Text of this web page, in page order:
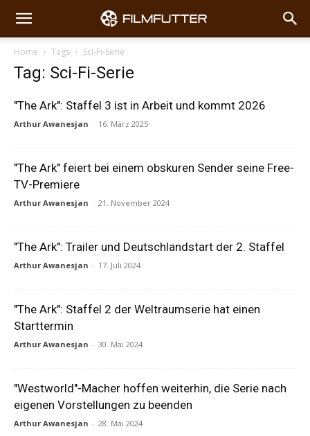
Home Tags Sci-Fi-Serie
Tag: Sci-Fi-Serie
"The Ark": Staffel 3 ist in Arbeit und kommt 2026
Arthur Awanesjan - 16. März 2025
"The Ark" feiert bei einem obskuren Sender seine Free-
TV-Premiere
Arthur Awanesjan - 21. November 2024
"The Ark": Trailer und Deutschlandstart der 2. Staffel
Arthur Awanesjan - 17. Juli 2024
"The Ark": Staffel 2 der Weltraumserie hat einen
Starttermin
Arthur Awanesjan - 30. Mai 2024
"Westworld"-Macher hoffen weiterhin, die Serie nach
eigenen Vorstellungen zu beenden
Arthur Awanesjan - 28. Mai 2024